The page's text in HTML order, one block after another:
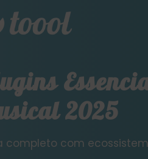
2025
completo com